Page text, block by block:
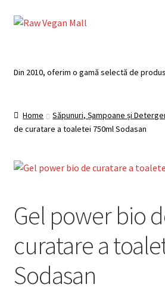
Skip
Skip
Categorii
Plată
Coș
Din 2010, oferim o gamă selectă de
Home Săpunuri, Șampoane și
de curatare a toaletei 750ml Sodasan
Gel power bio
curatare a
Sodasan